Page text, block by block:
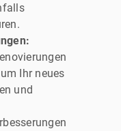
Ihr neues
und